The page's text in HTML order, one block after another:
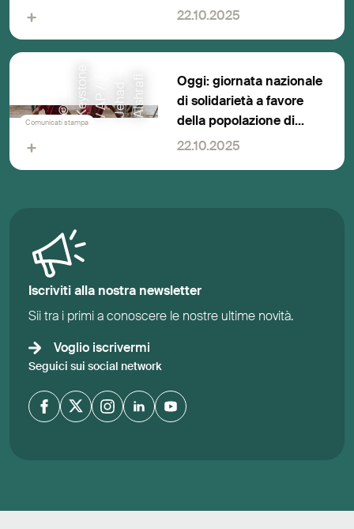
Solidarietà permette di
franchi in donazioni
22.10.2025
©
K
e
y
s t
o n
e
/
A
P /
J
e
h
a d
A
l
s
h
r a
f i
Comunicati stampa
Oggi: giornata nazionale
di solidarietà a favore
della popolazione di
Gaza
22.10.2025
Iscriviti alla nostra newsletter
Sii tra i primi a conoscere le nostre ultime novità.
Voglio iscrivermi
Seguici sui social network